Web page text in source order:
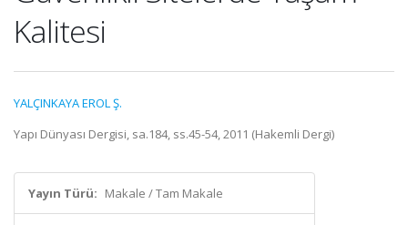
Kalitesi
YALÇINKAYA EROL Ş.
Yapı Dünyası Dergisi, sa.184, ss.45-54, 2011 (Hakemli Dergi)
Yayın Türü: Makale / Tam Makale